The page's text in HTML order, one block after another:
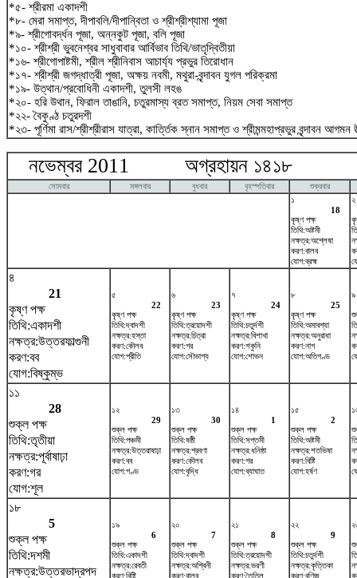
*৫- শ্রীরমা একাদশী
*৮- মেরা সমাপ্ত, দীপাবলি/দীপান্বিতা ও শ্রীশ্রীশ্যামা পূজা
*৯- শ্রীগোবর্দ্ধন পূজা, অন্নকুট পূজা, বলি পূজা
*১০- শ্রীশ্রী ভুবনেশ্বর সাধুবাবার আর্বিভাব তিথি/ভাতৃদ্বিতীয়া
*১৬- শ্রীগোপাষ্টমী, শ্রীল শ্রীনিবাস আচার্য্য প্রভুর তিরোধান
*১৭- শ্রীশ্রী জগদ্ধাত্রী পূজা, অক্ষয় নবমী, মথুরা-বৃন্দাবন যুগল পরিক্রমা
*১৯- উত্থান/প্রবোধিনী একাদশী, তুলসী লহঙ
*২০- হরি উথান, ফিরাল তাঙানি, চতুরমাস্য ব্রত সমাপ্ত, নিয়ম সেবা সমাপ্ত
*২২- বৈকুণ্ঠ চতুরদশী
*২৩- পূর্ণিমা রাস/শ্রীশ্রীরাস যাত্রা, কার্ত্তিক স্নান সমাপ্ত ও শ্রীমন্মহাপ্রভুর বৃন্দাবন আগমন
নভেম্বর 2011 অগ্রহায়ন ১৪১৮
সোমবার মঙ্গলবার বুধবার বৃহস্পতিবার
শুক্রবার
১
18
কৃষ্ণ পক্ষ
তিথি:অষ্টমী
নক্ষত্র:অশ্লেষা
করণ:বালব
যোগ:ব্রহ্ম
২
৪
21
কৃষ্ণ পক্ষ
তিথি:একাদশী
নক্ষত্র:উত্তরফাল্গুনী
করণ:বব
যোগ:বিষ্কুম্ভ
৫
22
কৃষ্ণ পক্ষ
তিথি:দ্বাদশী
নক্ষত্র:হস্তা
করণ:কৌলব
যোগ:প্রীতি
৬
23
কৃষ্ণ পক্ষ
তিথি:ত্রয়োদশী
নক্ষত্র:চিত্রা
করণ:গর
যোগ:সৌভাগ্য
৭
24
কৃষ্ণ পক্ষ
তিথি:চতুর্দশী
নক্ষত্র:বিশাখা
করণ:শকুনি
যোগ:শোভন
৮
25
কৃষ্ণ পক্ষ
তিথি:অমাবশ্যা
নক্ষত্র:অনুরাধা
করণ:নাগ
যোগ:অতিগণ্ড
৯
১১
28
শুক্ল পক্ষ
তিথি:তৃতীয়া
নক্ষত্র:পূর্বাষাঢ়া
করণ:গর
যোগ:শূল
১২
29
শুক্ল পক্ষ
তিথি:পঞ্চমী
নক্ষত্র:উত্তরাষাঢ়া
করণ:বব
যোগ:গণ্ড
১৩
30
শুক্ল পক্ষ
তিথি:ষষ্ঠী
নক্ষত্র:শ্রবণা
করণ:কৌলব
যোগ:বৃদ্ধি
১৪
1
শুক্ল পক্ষ
তিথি:সপ্তমী
নক্ষত্র:ধনিষ্ঠা
করণ:গর
যোগ:ব্যাঘাত
১৫
2
শুক্ল পক্ষ
তিথি:অষ্টমী
নক্ষত্র:শতভিষ‌া
করণ:বিষ্টি
যোগ:হর্ষণ
১৮
5
শুক্ল পক্ষ
তিথি:দশমী
নক্ষত্র:উত্তরভাদ্রপদ
১৯
6
শুক্ল পক্ষ
তিথি:একাদশী
নক্ষত্র:রেবতী
করণ:বিষ্টি
২০
7
শুক্ল পক্ষ
তিথি:দ্বাদশী
নক্ষত্র:অশ্বিনী
করণ:বালব
২১
8
শুক্ল পক্ষ
তিথি:ত্রয়োদশী
নক্ষত্র:ভরণী
করণ:তৈতিল
২২
9
শুক্ল পক্ষ
তিথি:চতুর্দশী
নক্ষত্র:কৃত্তিকা
করণ:বণিজ